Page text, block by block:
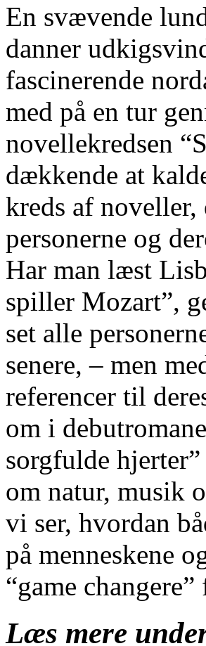
En svævende
danner
fascinerende
med på en tur
novellekredsen
dækkende at
kreds af
personerne og
Har man læst
spiller Mozart”,
set alle
senere, – men
referencer til
om i
sorgfulde
om natur, musik
vi ser, hvordan
på menneskene
“game
Læs mere